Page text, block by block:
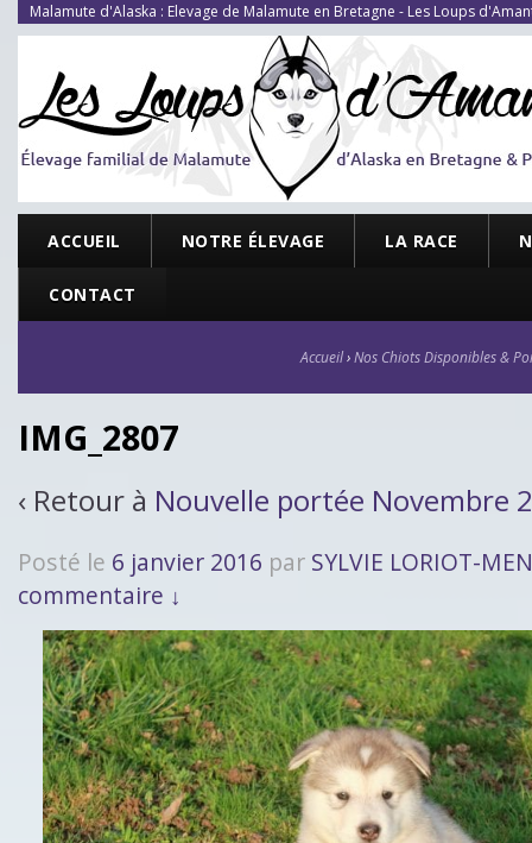
Malamute d'Alaska : Elevage de Malamute en Bretagne - Les Loups
ACCUEIL NOTRE ÉLEVAGE LA RACE
CONTACT
Accueil›Nos Chiots Disponibles &
IMG_2807
‹ Retour à Nouvelle portée Novembre
Posté le 6 janvier 2016 par SYLVIE LORIOT-
commentaire ↓